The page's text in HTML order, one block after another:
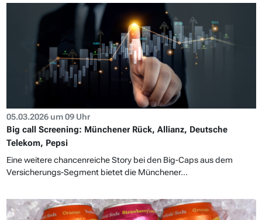
05.03.2026 um 09 Uhr
Big call Screening: Münchener Rück, Allianz, Deutsche
Telekom, Pepsi
Eine weitere chancenreiche Story bei den Big-Caps aus dem
Versicherungs-Segment bietet die Münchener...